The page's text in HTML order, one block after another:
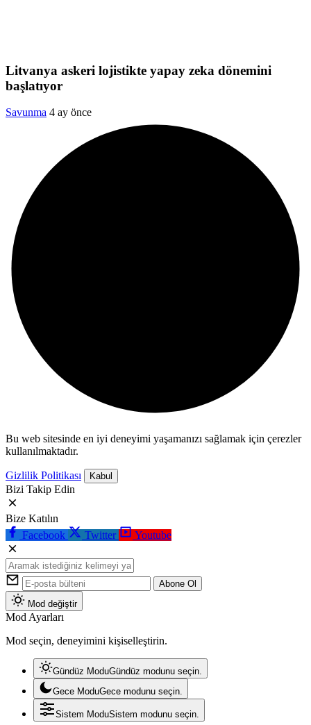
Litvanya askeri lojistikte yapay zeka dönemini
başlatıyor
Savunma 4 ay önce
Bu web sitesinde en iyi deneyimi yaşamanızı sağlamak için çerezler
kullanılmaktadır.
Gizlilik Politikası Kabul
Bizi Takip Edin
Bize Katılın
Facebook
Twitter Youtube
Abone Ol
Mod değiştir
Mod Ayarları
Mod seçin, deneyimini kişiselleştirin.
Gündüz ModuGündüz modunu seçin.
Gece ModuGece modunu seçin.
Sistem ModuSistem modunu seçin.